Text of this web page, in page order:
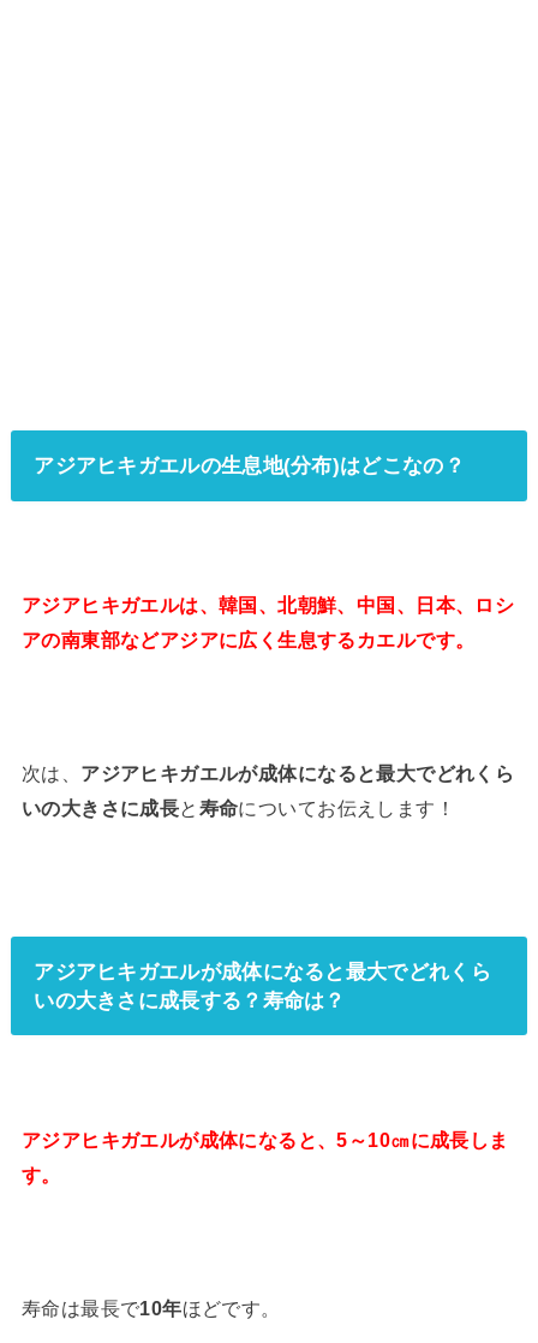
アジアヒキガエルの生息地(分布)はどこなの？
アジアヒキガエルは、韓国、北朝鮮、中国、日本、ロシ
アの南東部などアジアに広く生息するカエルです。
次は、 アジアヒキガエルが成体になると最大でどれくら
いの大きさに成長と 寿命についてお伝えします！
アジアヒキガエルが成体になると最大でどれくら
いの大きさに成長する？寿命は？
アジアヒキガエルが成体になると、5～10㎝に成長しま
す。
寿命は最長で10年ほどです。